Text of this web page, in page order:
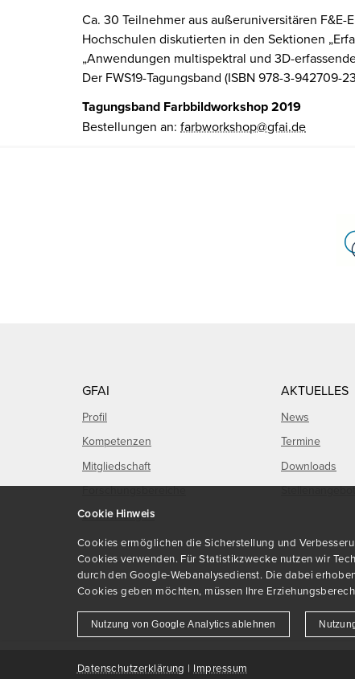
Cookie Hinweis
Cookies ermöglichen die Sicherstellung und
Cookies verwenden. Für Statistikzwecke nutzen wir
durch den Google-Webanalysedienst. Die dabei
Cookies geben möchten, müssen Ihre
Nutzung von Google Analytics ablehnen
Datenschutzerklärung | Impressum
Ca. 30 Teilnehmer aus außeruniversitären
Hochschulen diskutierten in den Sektionen
„Anwendungen multispektral und 3D-
Der FWS19-Tagungsband (ISBN 978-3-942709-
Tagungsband Farbbildworkshop 2019
Bestellungen an: farbworkshop@gfai.de
GFAI
Profil
Kompetenzen
Mitgliedschaft
Forschungsbereiche
Entwicklungen
AKTUELLES
News
Termine
Downloads
© 2026 GFaI e.V.